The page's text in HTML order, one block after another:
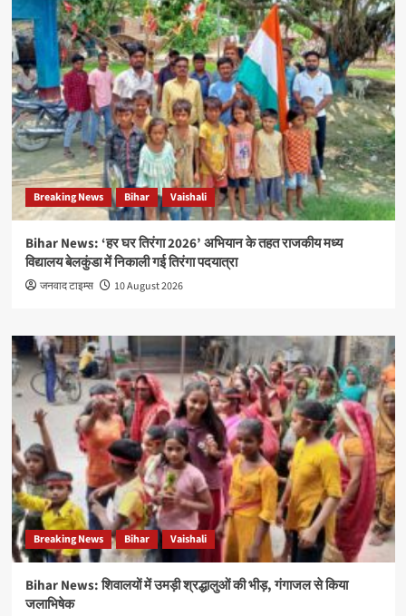
Breaking News Bihar Vaishali
Bihar News: ‘हर घर तिरंगा 2026’ अभियान के तहत राजकीय मध्य
विद्यालय बेलकुंडा में निकाली गई तिरंगा पदयात्रा
जनवाद टाइम्स 10 August 2026
Breaking News Bihar Vaishali
Bihar News: शिवालयों में उमड़ी श्रद्धालुओं की भीड़, गंगाजल से किया
जलाभिषेक